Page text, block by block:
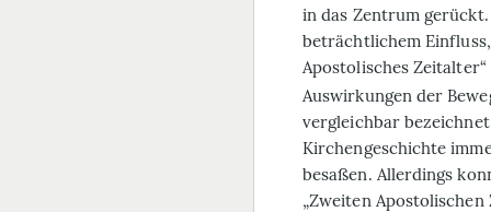
in das Zentrum
beträchtlichem
Apostolisches
Aus­wirkungen der
vergleichbar
Kirchengeschichte
besaßen. Allerdings
„Zweiten